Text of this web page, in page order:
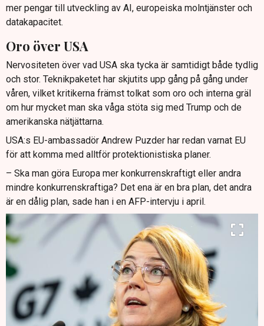
mer pengar till utveckling av AI, europeiska molntjänster och
datakapacitet.
Oro över USA
Nervositeten över vad USA ska tycka är samtidigt både tydlig
och stor. Teknikpaketet har skjutits upp gång på gång under
våren, vilket kritikerna främst tolkat som oro och interna gräl
om hur mycket man ska våga stöta sig med Trump och de
amerikanska nätjättarna.
USA:s EU-ambassadör Andrew Puzder har redan varnat EU
för att komma med alltför protektionistiska planer.
– Ska man göra Europa mer konkurrenskraftigt eller andra
mindre konkurrenskraftiga? Det ena är en bra plan, det andra
är en dålig plan, sade han i en AFP-intervju i april.